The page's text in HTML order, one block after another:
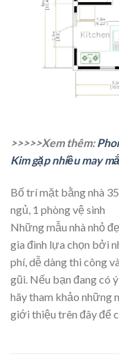
>>>>>Xem thêm:
Kim gặp nhiều may
Bố trí mặt bằng nhà
ngủ, 1 phòng vệ sinh
Những mẫu nhà nhỏ
gia đình lựa chọn bởi
phí, dễ dàng thi công
gũi. Nếu bạn đang có
hãy tham khảo những
giới thiệu trên đây để